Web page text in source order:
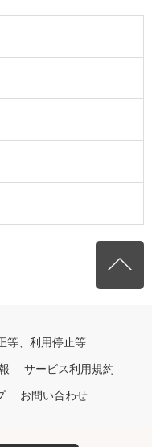
等、利用停止等
サービス利用規約
お問い合わせ